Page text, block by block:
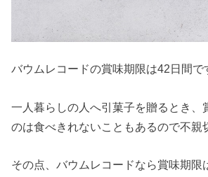
バウムレコードの賞味期限は42日間で
一人暮らしの人へ引菓子を贈るとき、
のは食べきれないこともあるので不親
その点、バウムレコードなら賞味期限